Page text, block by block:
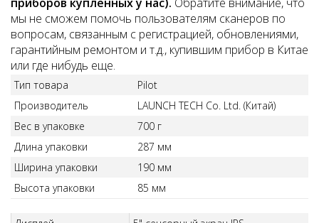
мы не сможем помочь пользователям сканеров по
вопросам, связанным с регистрацией, обновлениями,
гарантийным ремонтом и т.д., купившим прибор в Китае
или где нибудь еще.
Тип товара
Pilot
Производитель
LAUNCH TECH Co. Ltd. (Китай)
Вес в упаковке
700 г
Длина упаковки
287 мм
Ширина упаковки
190 мм
Высота упаковки
85 мм